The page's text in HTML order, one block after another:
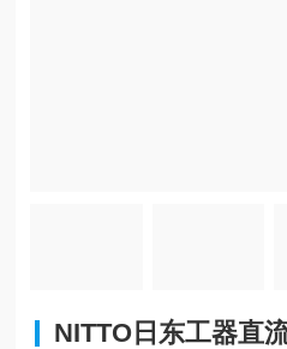
NITTO日东工器直